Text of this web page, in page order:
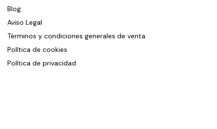
Blog
Aviso Legal
Términos y condiciones generales de venta
Política de cookies
Política de privacidad